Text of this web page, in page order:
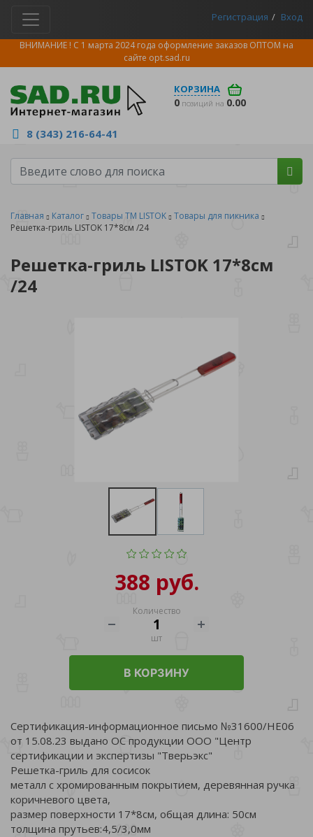
Регистрация Вход
ВНИМАНИЕ ! С 1 марта 2024 года оформление заказов ОПТОМ на
сайте opt.sad.ru
КОРЗИНА
0 позиций на 0.00
8 (343) 216-64-41
Главная Каталог Товары ТМ LISTOK
Товары для пикника
Решетка-гриль LISTOK 17*8см /24
Решетка-гриль LISTOK 17*8см
/24
388 руб.
Количество
шт
В КОРЗИНУ
Сертификация-информационное письмо №31600/НЕ06
от 15.08.23 выдано ОС продукции ООО "Центр
сертификации и экспертизы "Тверьэкс"
Решетка-гриль для сосисок
металл с хромированным покрытием, деревянная ручка
коричневого цвета,
размер поверхности 17*8см, общая длина: 50см
толщина прутьев:4,5/3,0мм